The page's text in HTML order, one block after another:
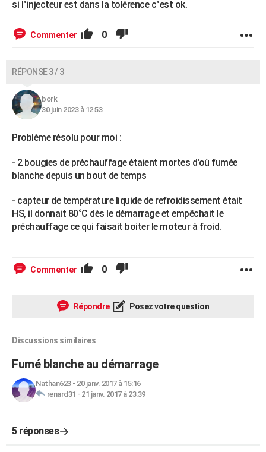
si l"injecteur est dans la tolérence c"est ok.
Commenter 0
RÉPONSE 3 / 3
bork
30 juin 2023 à 12:53
Problème résolu pour moi :
- 2 bougies de préchauffage étaient mortes d'où fumée
blanche depuis un bout de temps
- capteur de température liquide de refroidissement était
HS, il donnait 80°C dès le démarrage et empêchait le
préchauffage ce qui faisait boiter le moteur à froid.
Commenter 0
Répondre Posez votre question
Discussions similaires
Fumé blanche au démarrage
Nathan623- 20 janv. 2017 à 15:16
renard31 - 21 janv. 2017 à 23:39
5 réponses